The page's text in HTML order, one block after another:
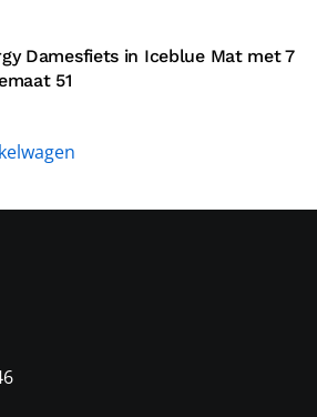
Damesfiets in Iceblue Mat met 7
51